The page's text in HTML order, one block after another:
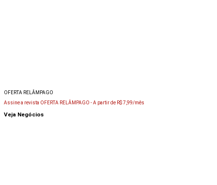
OFERTA RELÂMPAGO
Assine a revista OFERTA RELÂMPAGO -A partir de R$ 7,99/mês
Veja Negócios